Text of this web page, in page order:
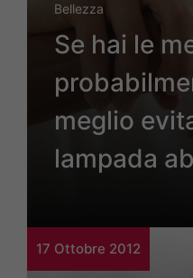
Bellezza
Se hai le
meglio
lampada
17 Ottobre 2012